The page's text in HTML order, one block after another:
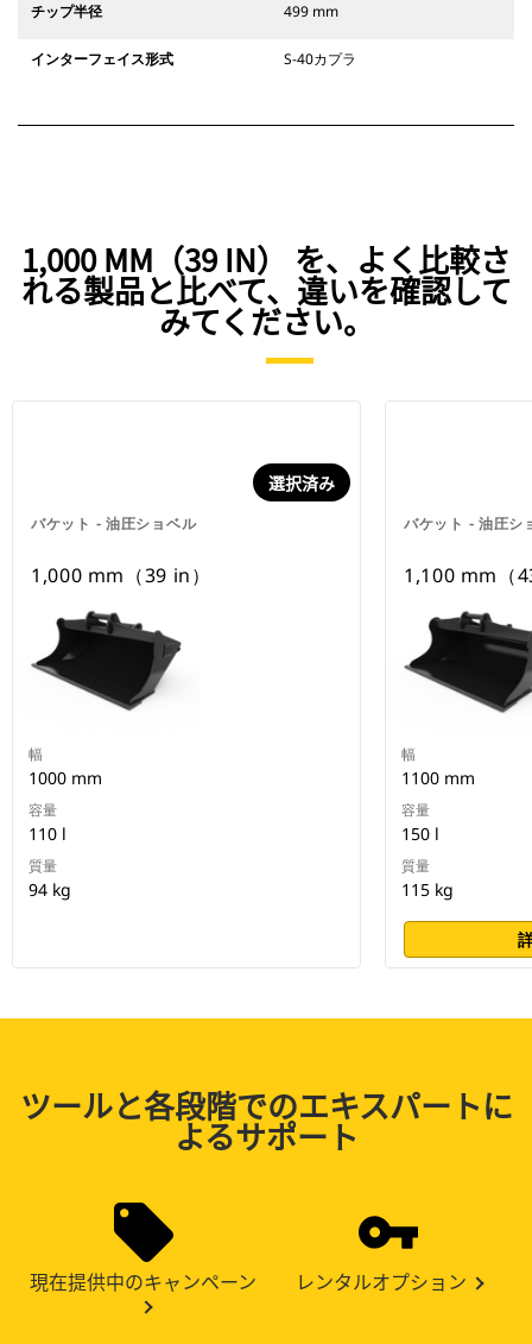
チップ半径 499 mm
インターフェイス形式 S-40カプラ
1,000 MM（39 IN） を、よく比較さ
れる製品と比べて、違いを確認して
みてください。
バケット - 油圧ショベル
選択済み
1,000 mm（39 in）
幅
1000 mm
容量
110 l
質量
94 kg
バケット - 油圧シ
1,100 mm（
幅
1100 mm
容量
150 l
質量
115 kg
ツールと各段階でのエキスパートに
よるサポート
現在提供中のキャンペーン レンタルオプション